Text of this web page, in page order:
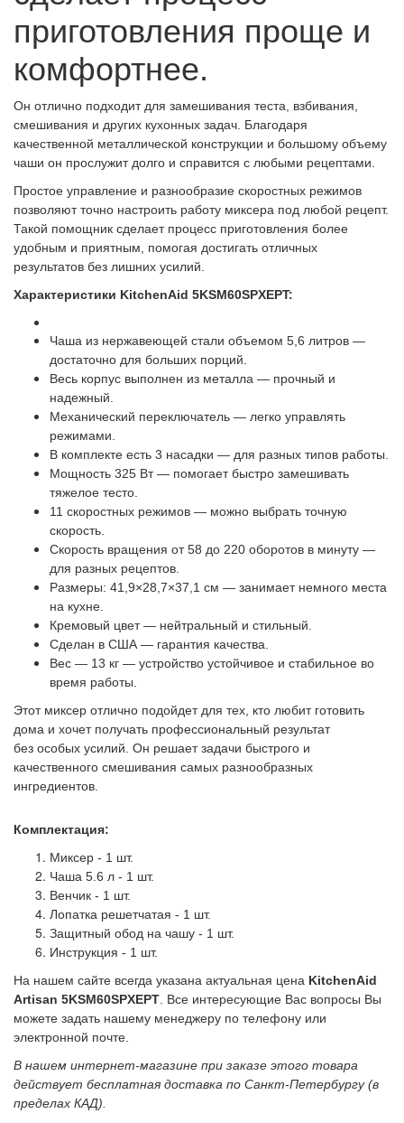
приготовления проще и
комфортнее.
Он отлично подходит для замешивания теста, взбивания,
смешивания и других кухонных задач. Благодаря
качественной металлической конструкции и большому объему
чаши он прослужит долго и справится с любыми рецептами.
Простое управление и разнообразие скоростных режимов
позволяют точно настроить работу миксера под любой рецепт.
Такой помощник сделает процесс приготовления более
удобным и приятным, помогая достигать отличных
результатов без лишних усилий.
Характеристики KitchenAid 5KSM60SPXEPT:
Чаша из нержавеющей стали объемом 5,6 литров —
достаточно для больших порций.
Весь корпус выполнен из металла — прочный и
надежный.
Механический переключатель — легко управлять
режимами.
В комплекте есть 3 насадки — для разных типов работы.
Мощность 325 Вт — помогает быстро замешивать
тяжелое тесто.
11 скоростных режимов — можно выбрать точную
скорость.
Скорость вращения от 58 до 220 оборотов в минуту —
для разных рецептов.
Размеры: 41,9×28,7×37,1 см — занимает немного места
на кухне.
Кремовый цвет — нейтральный и стильный.
Сделан в США — гарантия качества.
Вес — 13 кг — устройство устойчивое и стабильное во
время работы.
Этот миксер отлично подойдет для тех, кто любит готовить
дома и хочет получать профессиональный результат
без особых усилий. Он решает задачи быстрого и
качественного смешивания самых разнообразных
ингредиентов.
Комплектация:
Миксер - 1 шт.
Чаша 5.6 л - 1 шт.
Венчик - 1 шт.
Лопатка решетчатая - 1 шт.
Защитный обод на чашу - 1 шт.
Инструкция - 1 шт.
На нашем сайте всегда указана актуальная цена KitchenAid
Artisan 5KSM60SPXEPT . Все интересующие Вас вопросы Вы
можете задать нашему менеджеру по телефону или
электронной почте.
В нашем интернет-магазине при заказе этого товара
действует бесплатная доставка по Санкт-Петербургу (в
пределах КАД).